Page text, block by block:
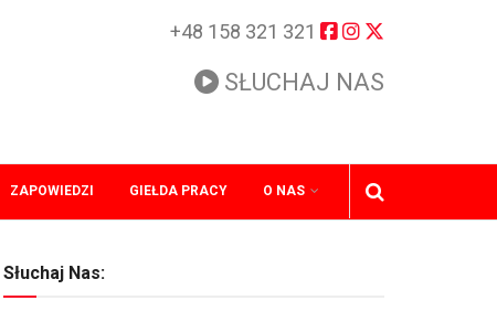
+48 158 321 321
SŁUCHAJ NAS
ZAPOWIEDZI GIEŁDA PRACY O NAS
Słuchaj Nas: